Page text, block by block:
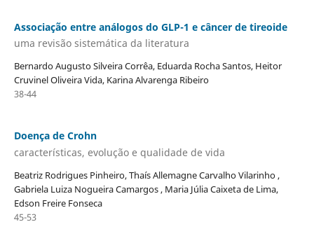
Associação entre análogos do GLP-1 e câncer de tireoide
uma revisão sistemática da literatura
Bernardo Augusto Silveira Corrêa, Eduarda Rocha Santos, Heitor
Cruvinel Oliveira Vida, Karina Alvarenga Ribeiro
38-44
Doença de Crohn
características, evolução e qualidade de vida
Beatriz Rodrigues Pinheiro, Thaís Allemagne Carvalho Vilarinho ,
Gabriela Luiza Nogueira Camargos , Maria Júlia Caixeta de Lima,
Edson Freire Fonseca
45-53